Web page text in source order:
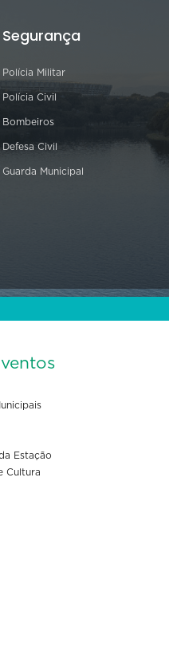
Segurança
Polícia Militar
Polícia Civil
Bombeiros
Defesa Civil
Guarda Municipal
Estação
Cultura